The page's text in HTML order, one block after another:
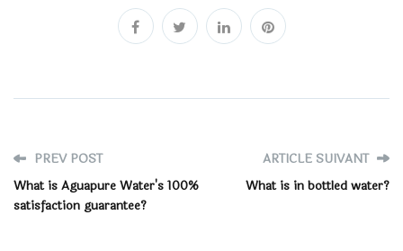
PREV POST
What is Aguapure Water's 100%
satisfaction guarantee?
ARTICLE SUIVANT
What is in bottled water?